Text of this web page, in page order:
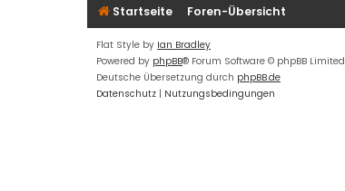
Startseite Foren-Übersicht
Flat Style by Ian Bradley
Powered by phpBB® Forum Software © phpBB Limited
Deutsche Übersetzung durch phpBB.de
Datenschutz | Nutzungsbedingungen